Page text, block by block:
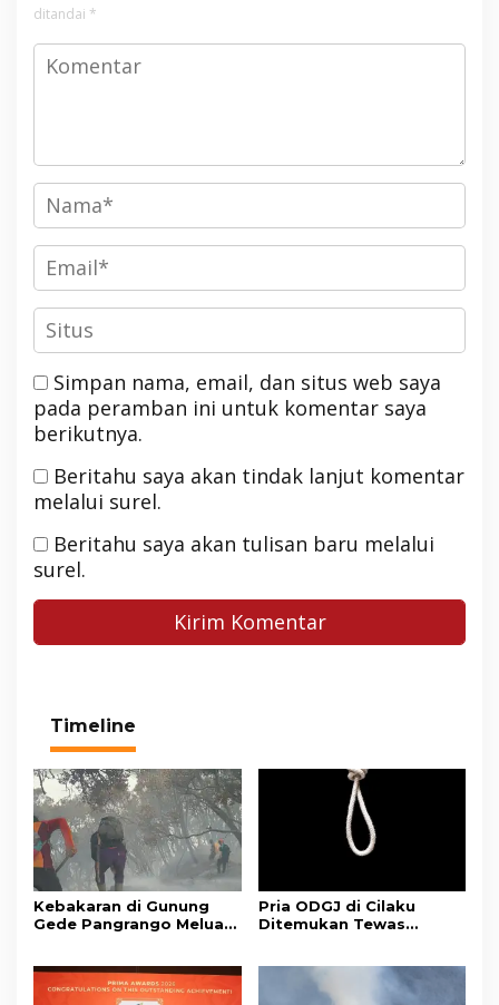
ditandai *
Simpan nama, email, dan situs web saya
pada peramban ini untuk komentar saya
berikutnya.
Beritahu saya akan tindak lanjut komentar
melalui surel.
Beritahu saya akan tulisan baru melalui
surel.
Timeline
Kebakaran di Gunung
Gede Pangrango Meluas,
Pria ODGJ di Cilaku
Ditemukan Tewas